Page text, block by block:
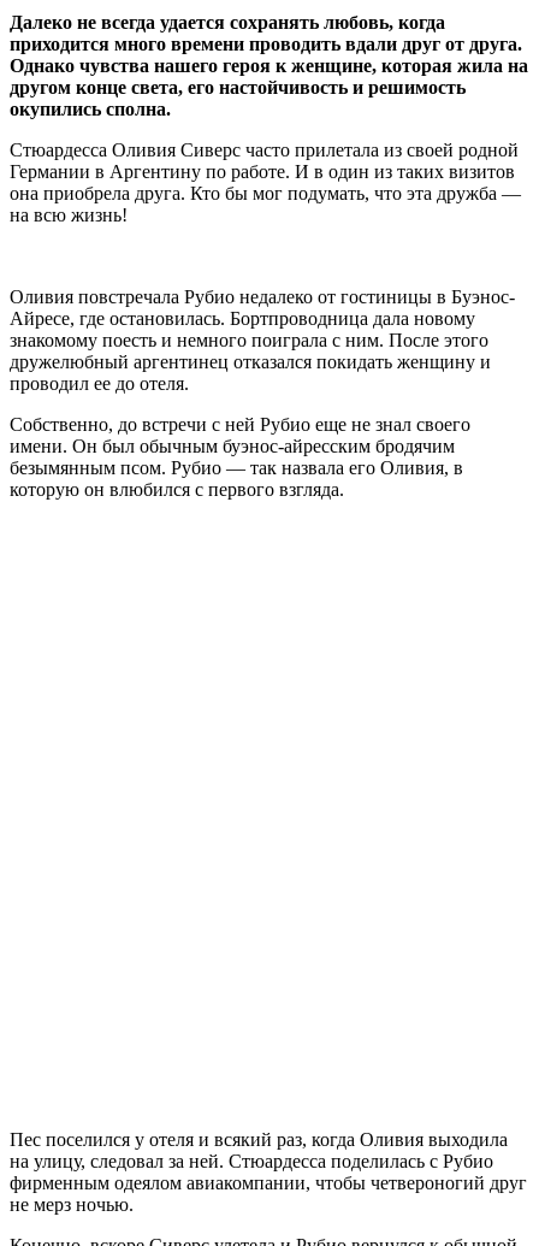
Далеко не всегда удается сохранять любовь, когда
приходится много времени проводить вдали друг от друга.
Однако чувства нашего героя к женщине, которая жила на
другом конце света, его настойчивость и решимость
окупились сполна.
Стюардесса Оливия Сиверс часто прилетала из своей родной
Германии в Аргентину по работе. И в один из таких визитов
она приобрела друга. Кто бы мог подумать, что эта дружба —
на всю жизнь!
Оливия повстречала Рубио недалеко от гостиницы в Буэнос-
Айресе, где остановилась. Бортпроводница дала новому
знакомому поесть и немного поиграла с ним. После этого
дружелюбный аргентинец отказался покидать женщину и
проводил ее до отеля.
Собственно, до встречи с ней Рубио еще не знал своего
имени. Он был обычным буэнос-айресским бродячим
безымянным псом. Рубио — так назвала его Оливия, в
которую он влюбился с первого взгляда.
Пес поселился у отеля и всякий раз, когда Оливия выходила
на улицу, следовал за ней. Стюардесса поделилась с Рубио
фирменным одеялом авиакомпании, чтобы четвероногий друг
не мерз ночью.